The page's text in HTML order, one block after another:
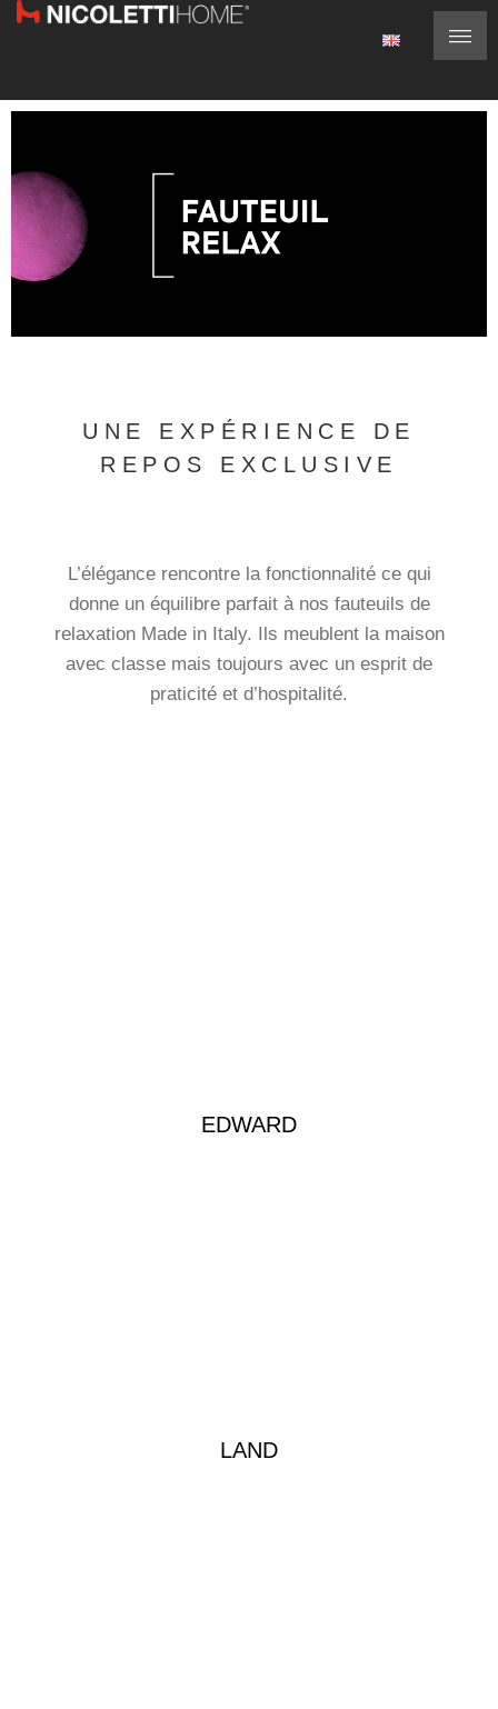
UNE EXPÉRIENCE DE
REPOS EXCLUSIVE
L’élégance rencontre la fonctionnalité ce qui
donne un équilibre parfait à nos fauteuils de
relaxation Made in Italy. Ils meublent la maison
avec classe mais toujours avec un esprit de
praticité et d’hospitalité.
EDWARD
LAND